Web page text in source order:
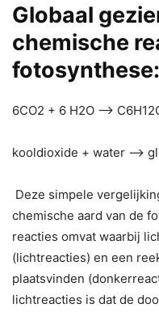
Globaal
chemische
fotosynthese:
6CO2 + 6 H2O –>
kooldioxide + water –>
Deze simpele
chemische aard van de
reacties omvat waarbij
(lichtreacties) en een
plaatsvinden
lichtreacties is dat de